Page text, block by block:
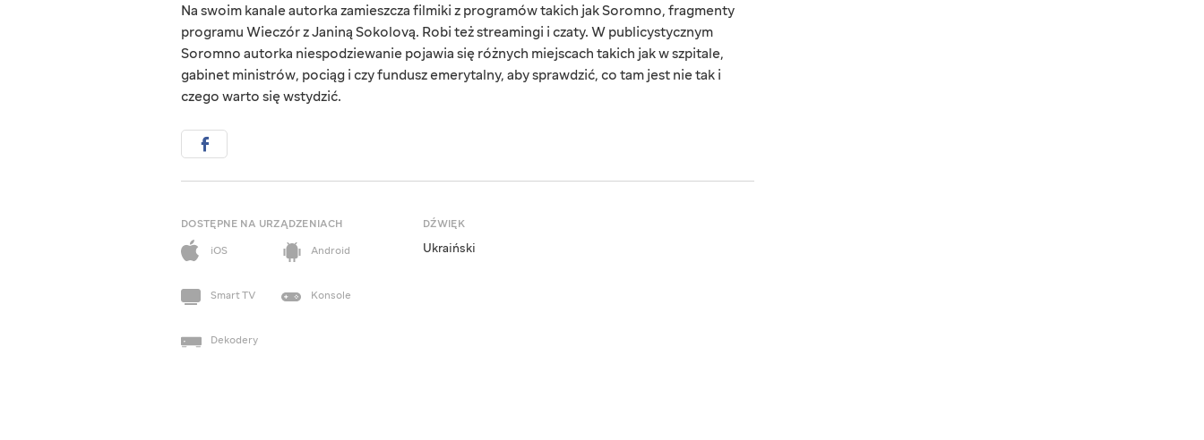
Na swoim kanale autorka zamieszcza filmiki z programów takich jak Soromno, fragmenty
programu Wieczór z Janiną Sokolovą. Robi też streamingi i czaty. W publicystycznym
Soromno autorka niespodziewanie pojawia się różnych miejscach takich jak w szpitale,
gabinet ministrów, pociąg i czy fundusz emerytalny, aby sprawdzić, co tam jest nie tak i
czego warto się wstydzić.
DOSTĘPNE NA URZĄDZENIACH
iOS
Android
Smart TV Konsole
Dekodery
DŹWIĘK
Ukraiński